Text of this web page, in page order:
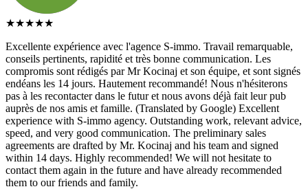
★★★★★
Excellente expérience avec l'agence S-immo. Travail remarquable,
conseils pertinents, rapidité et très bonne communication. Les
compromis sont rédigés par Mr Kocinaj et son équipe, et sont signés
endéans les 14 jours. Hautement recommandé! Nous n'hésiterons
pas à les recontacter dans le futur et nous avons déjà fait leur pub
auprès de nos amis et famille. (Translated by Google) Excellent
experience with S-immo agency. Outstanding work, relevant advice,
speed, and very good communication. The preliminary sales
agreements are drafted by Mr. Kocinaj and his team and signed
within 14 days. Highly recommended! We will not hesitate to
contact them again in the future and have already recommended
them to our friends and family.